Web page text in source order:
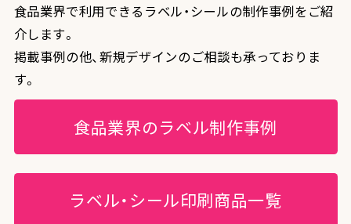
食品業界で利用できるラベル・シールの制作事例をご紹
介します。
掲載事例の他、新規デザインのご相談も承っておりま
す。
食品業界のラベル制作事例
ラベル・シール印刷商品一覧